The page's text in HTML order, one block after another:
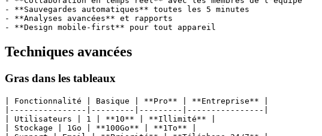
- **Sauvegardes automatiques** toutes les 5 minutes
- **Analyses avancées** et rapports
- **Design mobile-first** pour tout appareil
Techniques avancées
Gras dans les tableaux
| Fonctionnalité | Basique | **Pro** | **Entreprise** |
|----------------|---------|---------|----------------|
| Utilisateurs | 1 | **10** | **Illimité** |
| Stockage | 1Go | **100Go** | **1To** |